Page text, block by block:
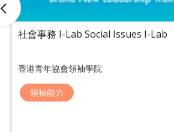
社會事務 I-Lab Social Issues I-Lab
香港青年協會領袖學院
領袖能力